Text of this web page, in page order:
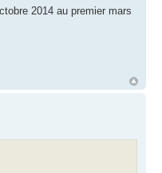
2014 au premier mars